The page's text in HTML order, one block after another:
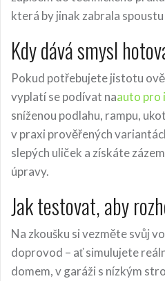
která by jinak zabrala spoustu
Kdy dává smysl
Pokud potřebujete jistotu
vyplatí se podívat naauto pro
sníženou podlahu, rampu,
v praxi prověřených
slepých uliček a získáte
úpravy.
Jak testovat, aby
Na zkoušku si vezměte svůj
doprovod – ať simulujete
domem, v garáži s nízkým